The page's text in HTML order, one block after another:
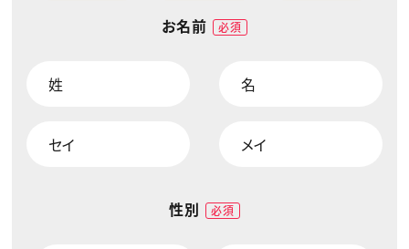
CONTENTS
スキルアップしたい！ トップ
デザイン
編集・ライティング
マーケティング
TOP Creator’s コラム
Webクリエイター
アプリクリエイター
クリエイターインタビュー
セミナー
ニュース・トレンド トップ
お名前 必須
性別 必須